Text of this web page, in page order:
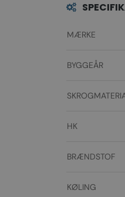
MÆRKE
BYGGEÅR
HK
BRÆNDSTOF
KØLING